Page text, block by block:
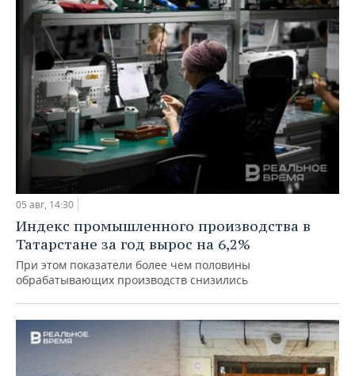
05 авг, 14:30
Индекс промышленного производства в
Татарстане за год вырос на 6,2%
При этом показатели более чем половины
обрабатывающих производств снизились